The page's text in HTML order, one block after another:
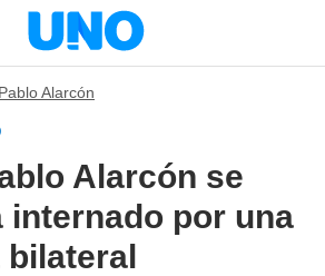
Pablo Alarcón
Alarcón se
internado por una
bilateral